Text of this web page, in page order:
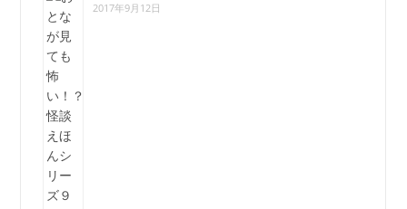
2017年9月12日